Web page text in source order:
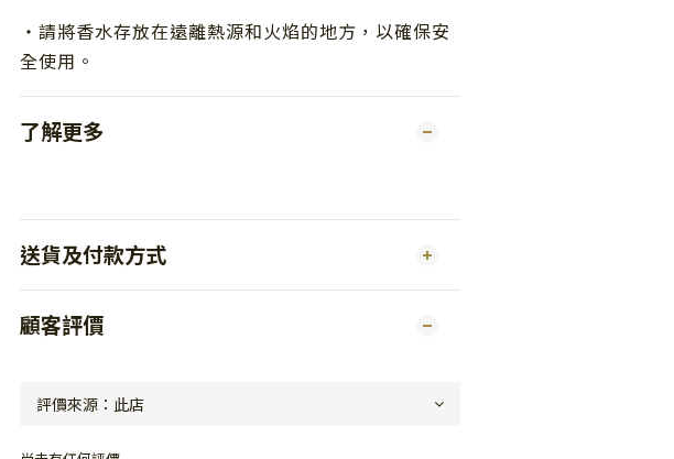
・請將香水存放在遠離熱源和火焰的地方，以確保安
全使用。
了解更多
送貨及付款方式
顧客評價